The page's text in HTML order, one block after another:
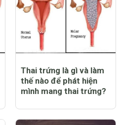
Thai trứng là gì và làm
thế nào để phát hiện
mình mang thai trứng?